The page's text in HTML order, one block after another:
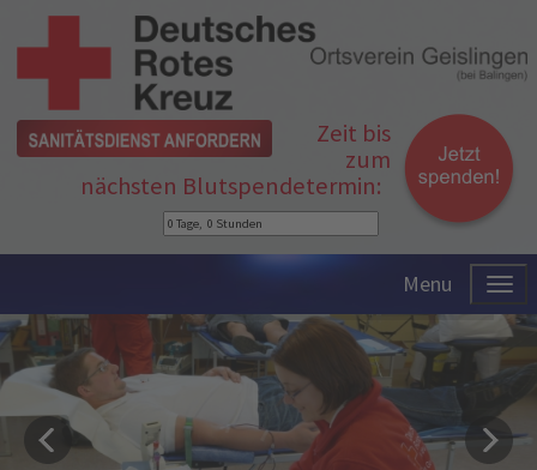
Zeit bis
zum
nächsten Blutspendetermin:
Menu